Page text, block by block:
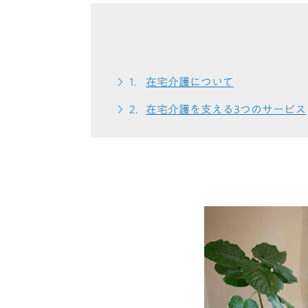
在宅介護について
在宅介護を支える3つのサービス